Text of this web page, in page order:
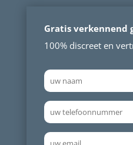
Gratis verkennend
100% discreet en